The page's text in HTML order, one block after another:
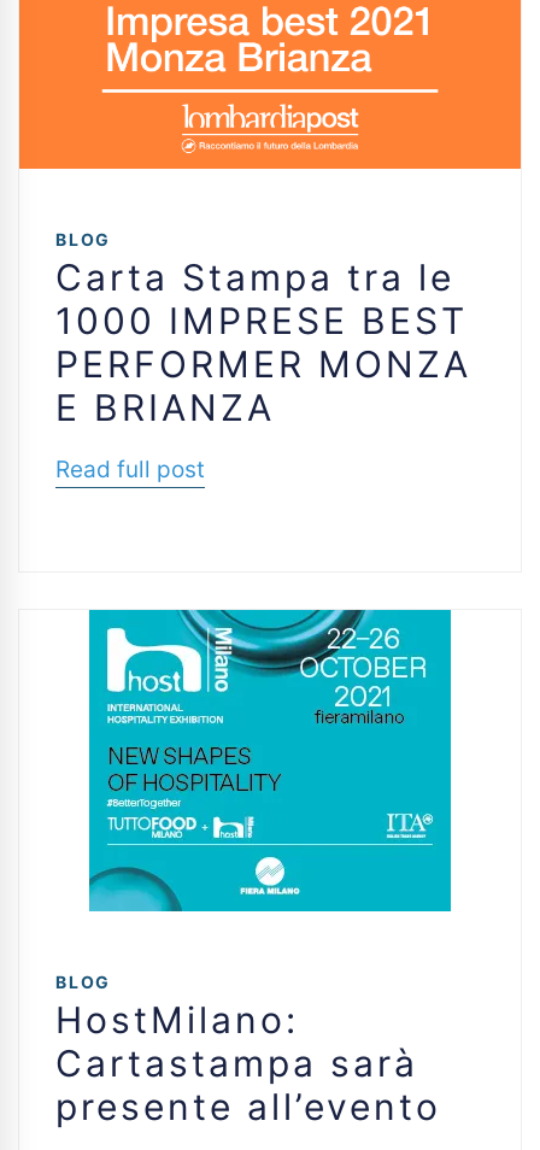
BLOG
Carta Stampa tra le
1000 IMPRESE BEST
PERFORMER MONZA
E BRIANZA
Read full post
BLOG
HostMilano:
Cartastampa sarà
presente all’evento